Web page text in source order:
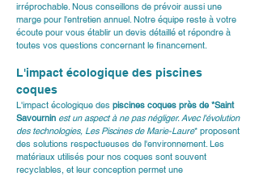
irréprochable. Nous conseillons de prévoir aussi une
marge pour l'entretien annuel. Notre équipe reste à votre
écoute pour vous établir un devis détaillé et répondre à
toutes vos questions concernant le financement.
L'impact écologique des piscines
coques
L'impact écologique des piscines coques près de *Saint
Savournin est un aspect à ne pas négliger. Avec l'évolution
des technologies, Les Piscines de Marie-Laure* proposent
des solutions respectueuses de l'environnement. Les
matériaux utilisés pour nos coques sont souvent
recyclables, et leur conception permet une